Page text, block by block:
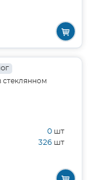
стеклянном
0 шт
326 шт